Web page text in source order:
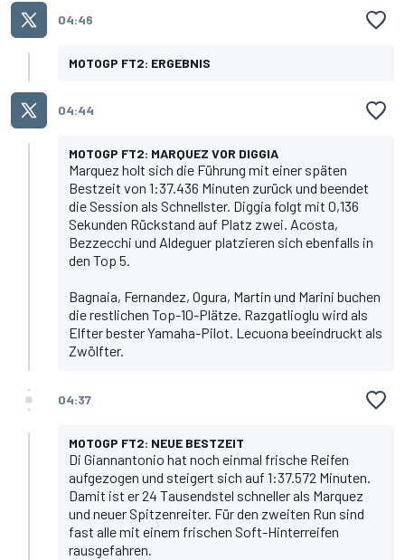
04:46
MOTOGP FT2: ERGEBNIS
04:44
MOTOGP FT2: MARQUEZ VOR DIGGIA
Marquez holt sich die Führung mit einer späten
Bestzeit von 1:37.436 Minuten zurück und beendet
die Session als Schnellster. Diggia folgt mit 0,136
Sekunden Rückstand auf Platz zwei. Acosta,
Bezzecchi und Aldeguer platzieren sich ebenfalls in
den Top 5.
Bagnaia, Fernandez, Ogura, Martin und Marini buchen
die restlichen Top-10-Plätze. Razgatlioglu wird als
Elfter bester Yamaha-Pilot. Lecuona beeindruckt als
Zwölfter.
04:37
MOTOGP FT2: NEUE BESTZEIT
Di Giannantonio hat noch einmal frische Reifen
aufgezogen und steigert sich auf 1:37.572 Minuten.
Damit ist er 24 Tausendstel schneller als Marquez
und neuer Spitzenreiter. Für den zweiten Run sind
fast alle mit einem frischen Soft-Hinterreifen
rausgefahren.